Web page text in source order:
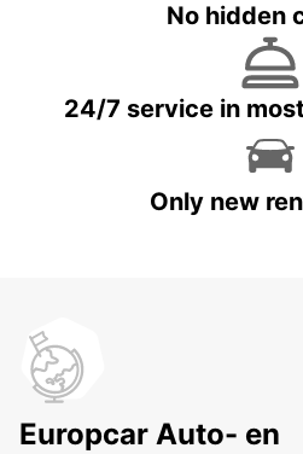
No hidden
24/7 service in
Only new
Europcar Auto- en